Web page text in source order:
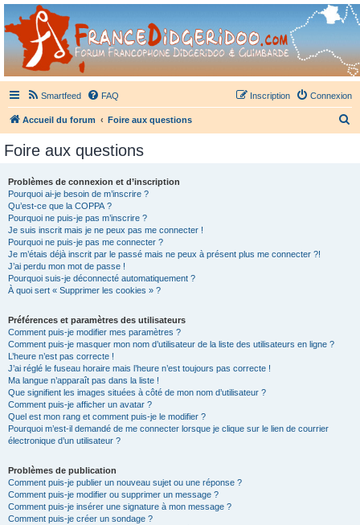
France Didgeridoo
Didgeridoo et Guimbarde sur France Didgeridoo - retrouvez la communauté.
Smartfeed FAQ Connexion
Inscription
Accueil du forum Foire aux questions
Foire aux questions
Problèmes de connexion et d’inscription
Pourquoi ai-je besoin de m’inscrire ?
Qu’est-ce que la COPPA ?
Pourquoi ne puis-je pas m’inscrire ?
Je suis inscrit mais je ne peux pas me connecter !
Pourquoi ne puis-je pas me connecter ?
Je m’étais déjà inscrit par le passé mais ne peux à présent plus me connecter ?!
J’ai perdu mon mot de passe !
Pourquoi suis-je déconnecté automatiquement ?
À quoi sert « Supprimer les cookies » ?
Préférences et paramètres des utilisateurs
Comment puis-je modifier mes paramètres ?
Comment puis-je masquer mon nom d’utilisateur de la liste des utilisateurs en ligne ?
L’heure n’est pas correcte !
J’ai réglé le fuseau horaire mais l’heure n’est toujours pas correcte !
Ma langue n’apparaît pas dans la liste !
Que signifient les images situées à côté de mon nom d’utilisateur ?
Comment puis-je afficher un avatar ?
Quel est mon rang et comment puis-je le modifier ?
Pourquoi m’est-il demandé de me connecter lorsque je clique sur le lien de courrier
électronique d’un utilisateur ?
Problèmes de publication
Comment puis-je publier un nouveau sujet ou une réponse ?
Comment puis-je modifier ou supprimer un message ?
Comment puis-je insérer une signature à mon message ?
Comment puis-je créer un sondage ?